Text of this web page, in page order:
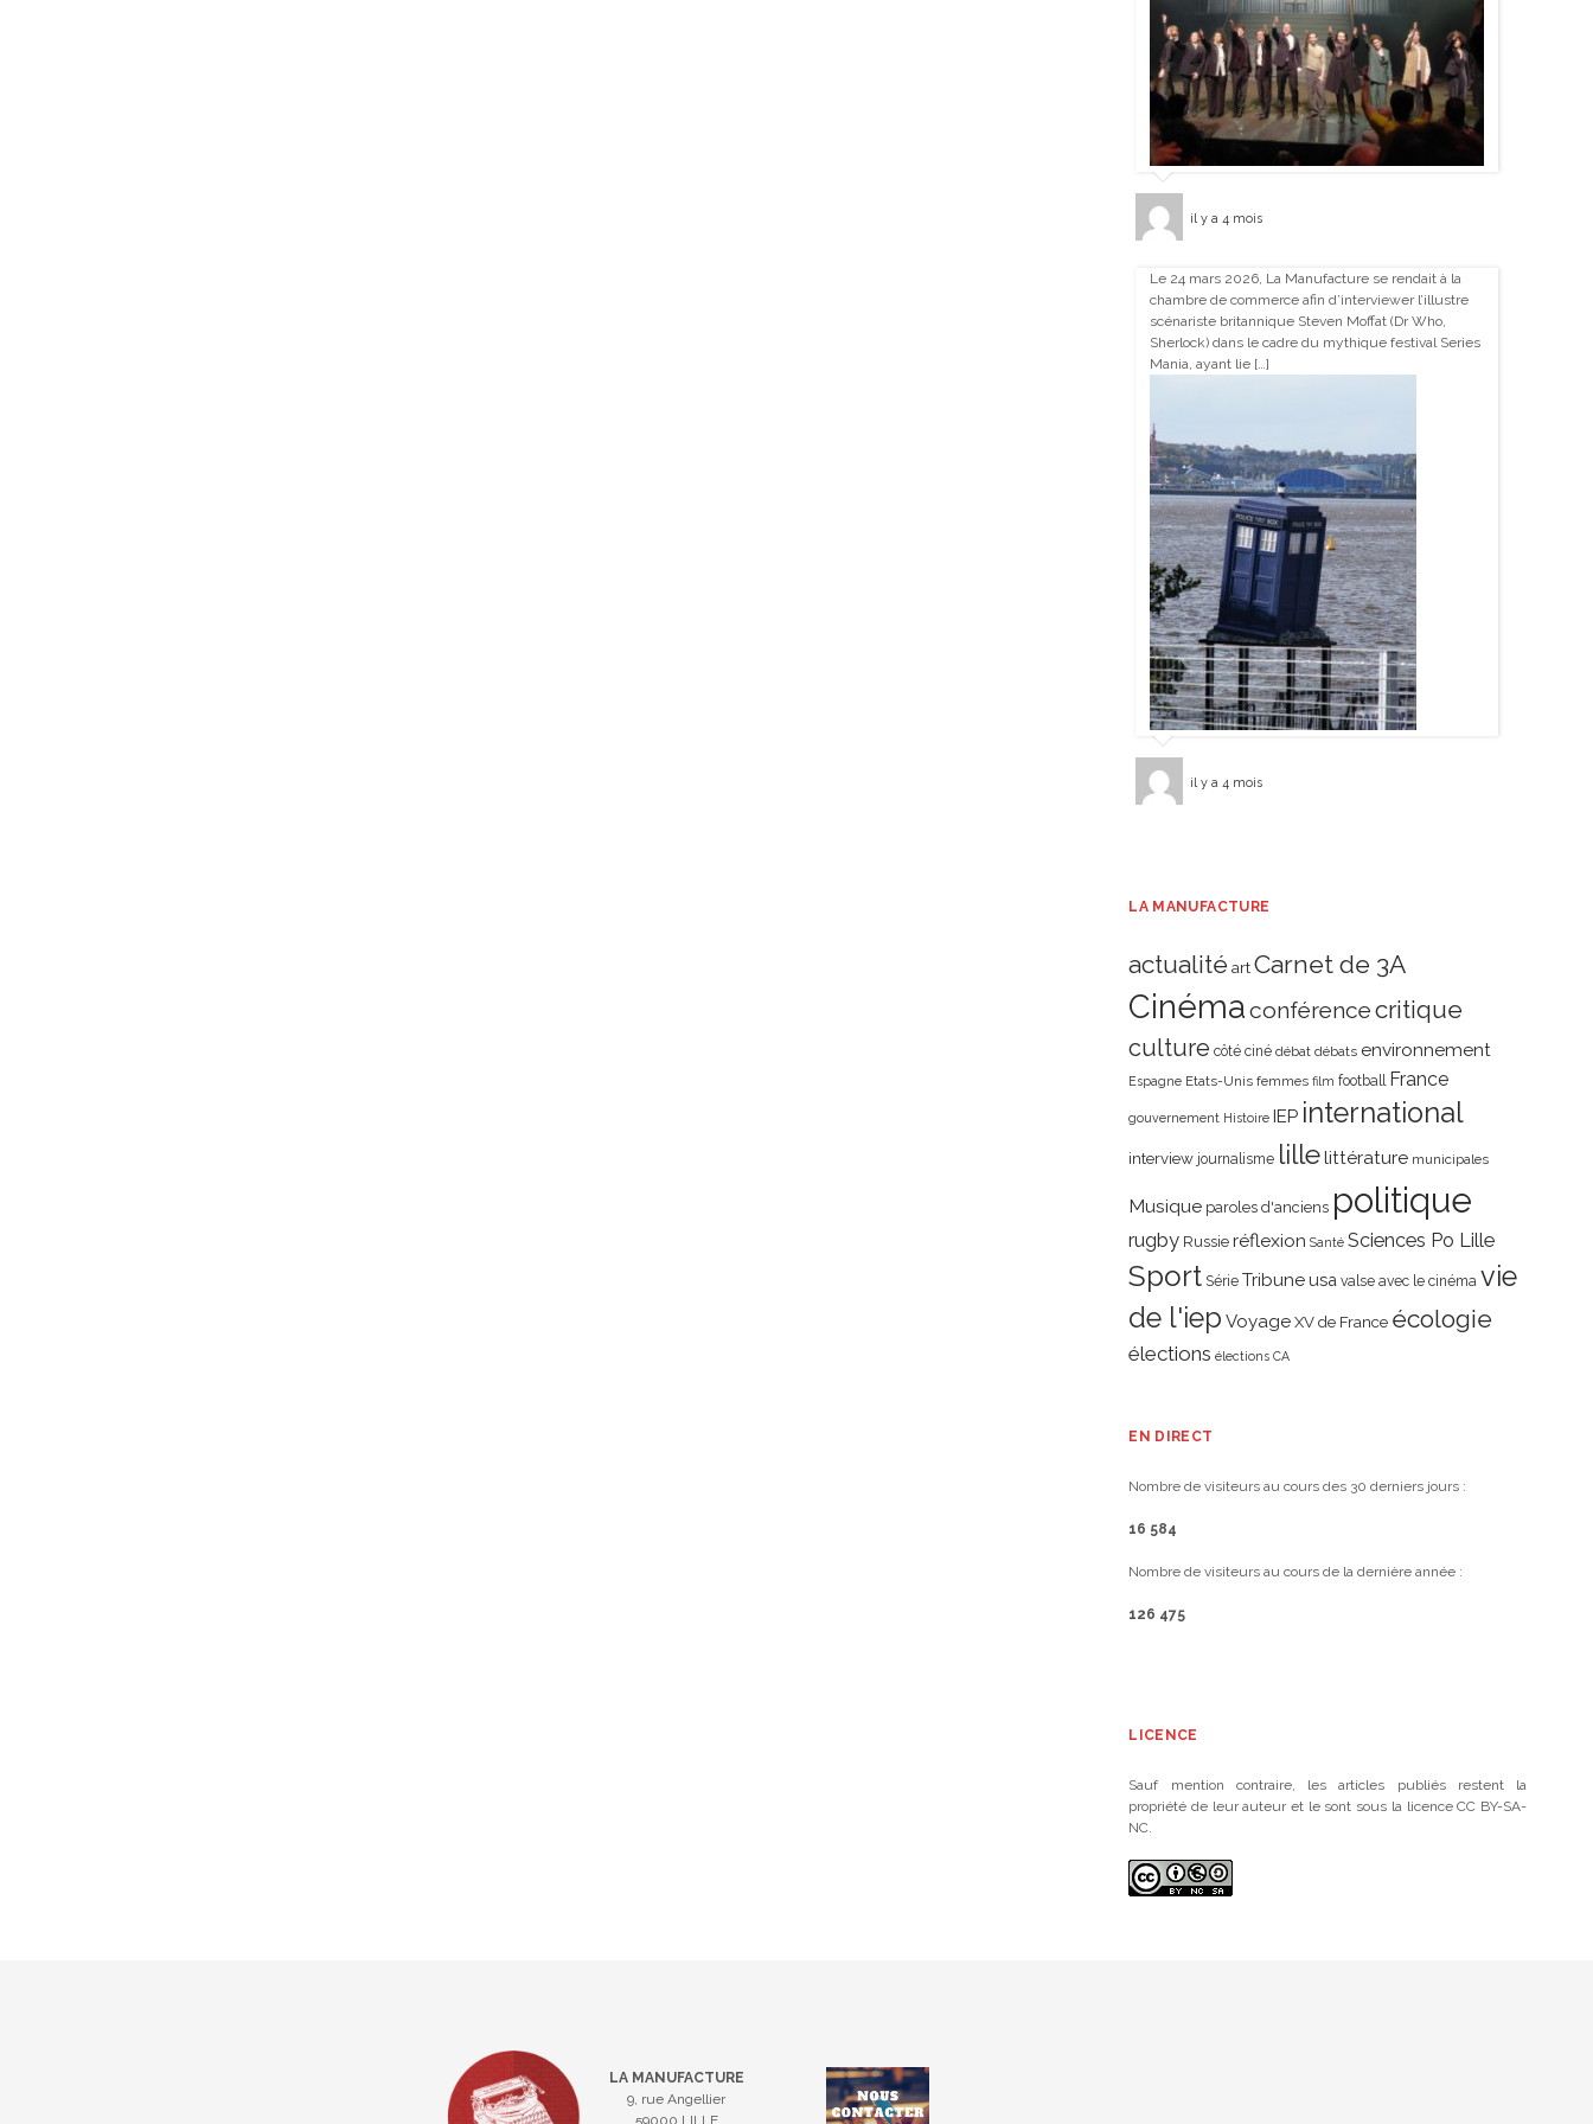
il y a 4 mois
Le 24 mars 2026, La Manufacture se rendait à la
chambre de commerce afin d’interviewer l’illustre
scénariste britannique Steven Moffat (Dr Who,
Sherlock) dans le cadre du mythique festival Series
Mania, ayant lie […]
il y a 4 mois
LA MANUFACTURE
actualité art Carnet de 3A
Cinémaconférencecritique
culture côté ciné débat débats environnement
Espagne Etats-Unis femmes film football France
gouvernement Histoire IEP international
interview journalisme lillelittérature municipales
Musique paroles d'anciens politique
rugby Russie réflexion Santé Sciences Po Lille
Sport Série Tribune usa valse avec le cinéma vie
de l'iep Voyage XV de France écologie
élections élections CA
EN DIRECT
Nombre de visiteurs au cours des 30 derniers jours :
16 584
Nombre de visiteurs au cours de la dernière année :
126 475
LICENCE
Sauf mention contraire, les articles publiés restent la
propriété de leur auteur et le sont sous la licence CC BY-SA-
NC.
LA MANUFACTURE
9, rue Angellier
59000 LILLE